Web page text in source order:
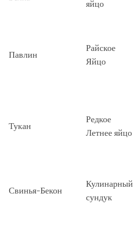
яйцо
Павлин
Райское
Яйцо
Тукан
Редкое
Летнее яйцо
Свинья-Бекон
Кулинарный
сундук